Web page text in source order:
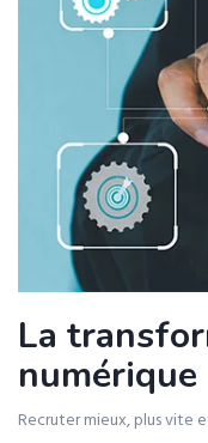
La
numérique
Recruter mieux, plus vite